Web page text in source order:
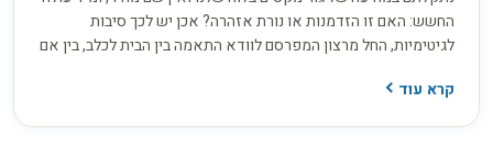
החשש: האם זו הזדמנות או נורת אזהרה? אכן יש לכך סיבות
לגיטימיות, החל מרצון המפרסם לוודא התאמה בין הבית לכלב, בין אם
בפועל השאלה היא לא רק כמה זה עולה, אלא כמה שקיפות
קרא עוד